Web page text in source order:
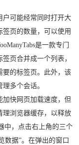
户可能经常同时打开大
页的数量，可以使用
是一款专门
页合并成一个列表，
要的标签页。此外，该
多个会话。
快网页加载速度，但
理浏览器缓存，以释放
中，点击右上角的三个
数据”。在弹出的窗口